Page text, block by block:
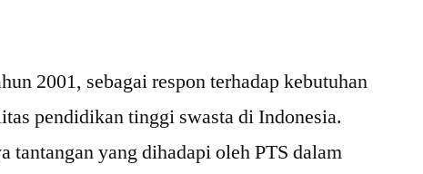
2001, sebagai respon terhadap kebutuhan
pendidikan tinggi swasta di Indonesia.
tantangan yang dihadapi oleh PTS dalam